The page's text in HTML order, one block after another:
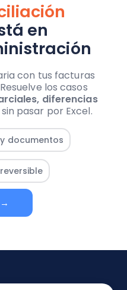
en
con tus facturas
los casos
diferencias
sin pasar por Excel.
documentos